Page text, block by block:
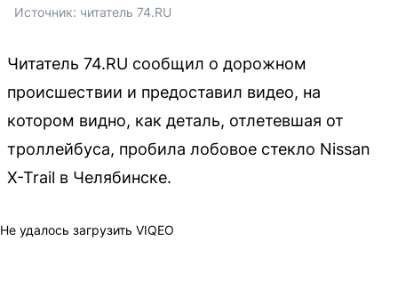
Источник: читатель 74.RU
Читатель 74.RU сообщил о дорожном
происшествии и предоставил видео, на
котором видно, как деталь, отлетевшая от
троллейбуса, пробила лобовое стекло Nissan
X-Trail в Челябинске.
Не удалось загрузить VIQEO